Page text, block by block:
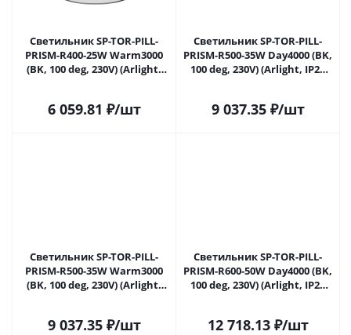
Светильник SP-TOR-PILL-
PRISM-R400-25W Warm3000
(BK, 100 deg, 230V) (Arlight,
6 059.81 ₽/шт
Светильник SP-TOR-PILL-
PRISM-R500-35W Day4000 (BK,
100 deg, 230V) (Arlight, IP20
9 037.35₽/шт
Светильник SP-TOR-PILL-
PRISM-R500-35W Warm3000
(BK, 100 deg, 230V) (Arlight,
9 037.35₽/шт
Светильник SP-TOR-PILL-
PRISM-R600-50W Day4000 (BK,
100 deg, 230V) (Arlight, IP20
12 718.13₽/шт